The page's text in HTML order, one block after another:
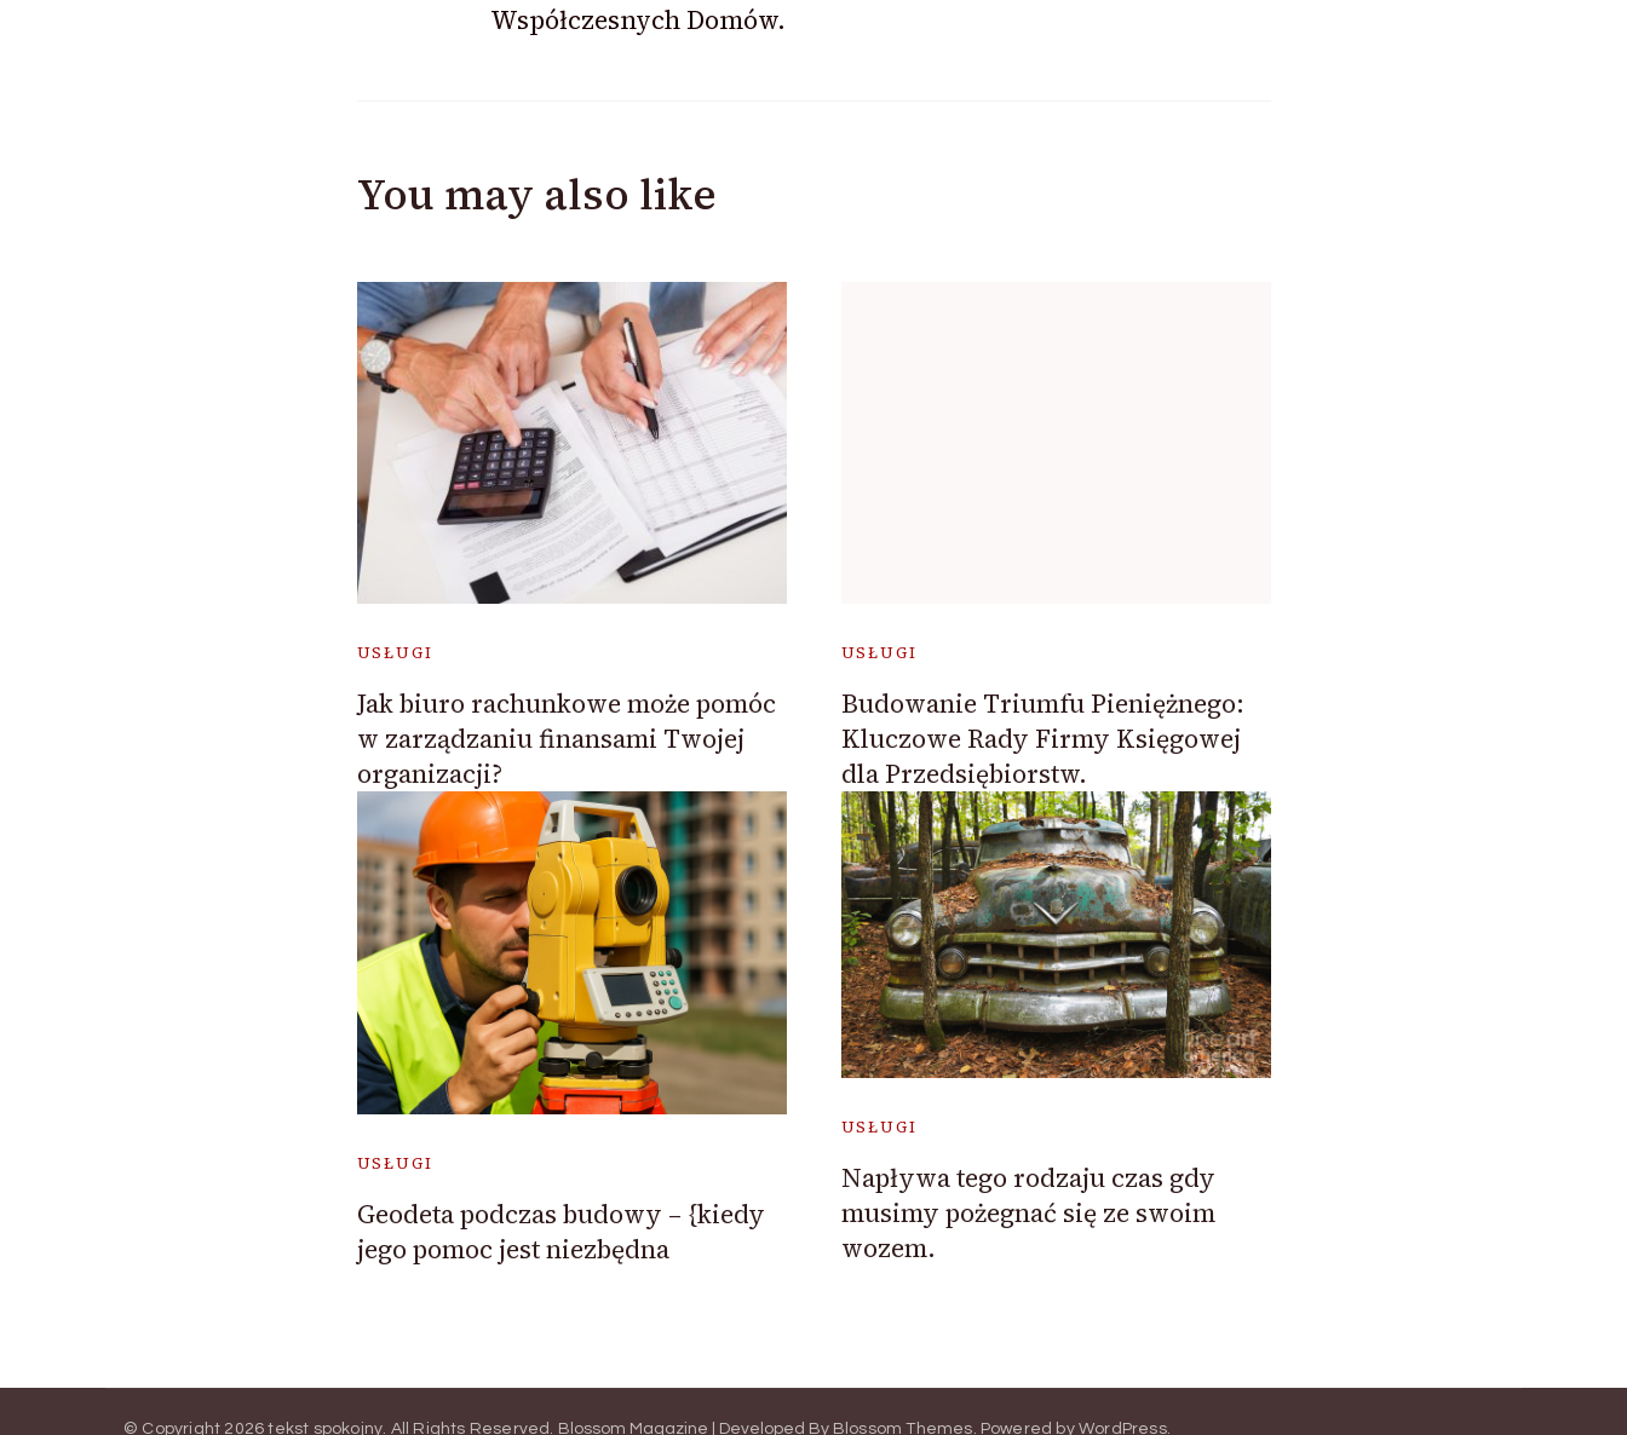
Współczesnych Domów.
You may also like
USŁUGI
Jak biuro rachunkowe może pomóc
w zarządzaniu finansami Twojej
organizacji?
USŁUGI
Budowanie Triumfu Pieniężnego:
Kluczowe Rady Firmy Księgowej
dla Przedsiębiorstw.
USŁUGI
Geodeta podczas budowy – {kiedy
jego pomoc jest niezbędna
USŁUGI
Napływa tego rodzaju czas gdy
musimy pożegnać się ze swoim
wozem.
© Copyright 2026tekst spokojny. All Rights Reserved. Blossom Magazine | Developed By Blossom Themes. Powered byWordPress.